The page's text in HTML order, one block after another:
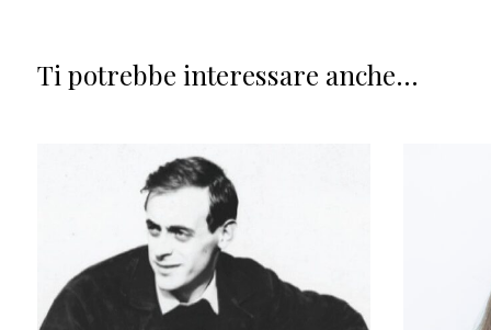
Ti potrebbe interessare anche...